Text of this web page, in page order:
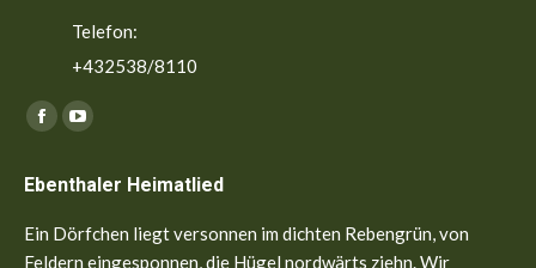
Telefon:
+432538/8110
Finden Sie uns auf:
Facebook
opens
in
new
YouTube
opens
in
new
Ebenthaler Heimatlied
Ein Dörfchen liegt versonnen im dichten Rebengrün, von
Feldern eingesponnen, die Hügel nordwärts ziehn. Wir